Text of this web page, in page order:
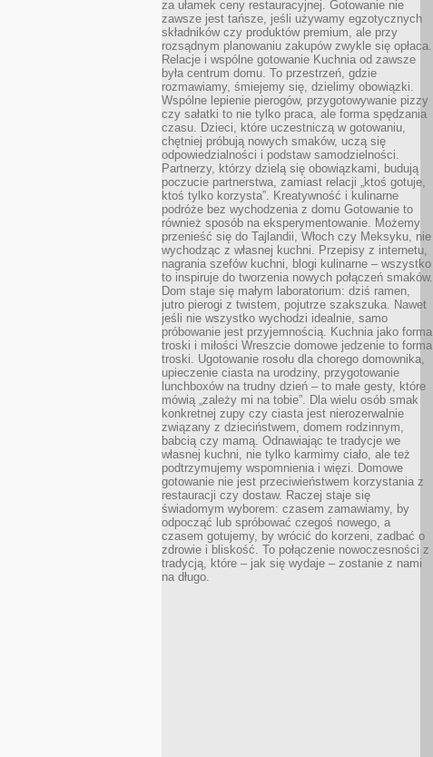
za ułamek ceny restauracyjnej. Gotowanie nie
zawsze jest tańsze, jeśli używamy egzotycznych
składników czy produktów premium, ale przy
rozsądnym planowaniu zakupów zwykle się opłaca.
Relacje i wspólne gotowanie Kuchnia od zawsze
była centrum domu. To przestrzeń, gdzie
rozmawiamy, śmiejemy się, dzielimy obowiązki.
Wspólne lepienie pierogów, przygotowywanie pizzy
czy sałatki to nie tylko praca, ale forma spędzania
czasu. Dzieci, które uczestniczą w gotowaniu,
chętniej próbują nowych smaków, uczą się
odpowiedzialności i podstaw samodzielności.
Partnerzy, którzy dzielą się obowiązkami, budują
poczucie partnerstwa, zamiast relacji „ktoś gotuje,
ktoś tylko korzysta”. Kreatywność i kulinarne
podróże bez wychodzenia z domu Gotowanie to
również sposób na eksperymentowanie. Możemy
przenieść się do Tajlandii, Włoch czy Meksyku, nie
wychodząc z własnej kuchni. Przepisy z internetu,
nagrania szefów kuchni, blogi kulinarne – wszystko
to inspiruje do tworzenia nowych połączeń smaków.
Dom staje się małym laboratorium: dziś ramen,
jutro pierogi z twistem, pojutrze szakszuka. Nawet
jeśli nie wszystko wychodzi idealnie, samo
próbowanie jest przyjemnością. Kuchnia jako forma
troski i miłości Wreszcie domowe jedzenie to forma
troski. Ugotowanie rosołu dla chorego domownika,
upieczenie ciasta na urodziny, przygotowanie
lunchboxów na trudny dzień – to małe gesty, które
mówią „zależy mi na tobie”. Dla wielu osób smak
konkretnej zupy czy ciasta jest nierozerwalnie
związany z dzieciństwem, domem rodzinnym,
babcią czy mamą. Odnawiając te tradycje we
własnej kuchni, nie tylko karmimy ciało, ale też
podtrzymujemy wspomnienia i więzi. Domowe
gotowanie nie jest przeciwieństwem korzystania z
restauracji czy dostaw. Raczej staje się
świadomym wyborem: czasem zamawiamy, by
odpocząć lub spróbować czegoś nowego, a
czasem gotujemy, by wrócić do korzeni, zadbać o
zdrowie i bliskość. To połączenie nowoczesności z
tradycją, które – jak się wydaje – zostanie z nami
na długo.